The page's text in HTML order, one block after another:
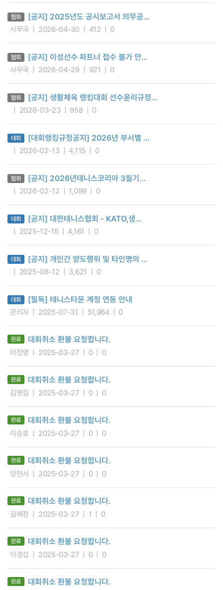
협회 [공지] 2025년도 공시보고서 의무공...
사무국 2026-04-30 412 0
협회 [공지] 이성선수 파트너 접수 불가 안...
사무국 2026-04-29 921 0
협회 [공지] 생활체육 랭킹대회 선수윤리규정...
2026-03-23 958 0
대회 [대회랭킹규정공지] 2026년 부서별 ...
2026-02-13 4,115 0
협회 [공지] 2026년테니스코리아 3월기...
2026-02-12 1,099 0
대회 [공지] 대한테니스협회 - KATO,생...
2025-12-15 4,161 0
대회 [공지] 개인간 양도행위 및 타인명의 ...
2025-08-12 3,621 0
대회 [필독] 테니스타운 계정 연동 안내
관리자 2025-07-31 51,964 0
완료 대회취소 환불 요청합니다.
이정영 2025-03-27 0 0
완료 대회취소 환불 요청합니다.
김영길 2025-03-27 0 0
완료 대회취소 환불 요청합니다.
이승호 2025-03-27 0 0
완료 대회취소 환불 요청합니다.
양현서 2025-03-27 0 0
완료 대회취소 환불 요청합니다.
길혜정 2025-03-27 1 0
완료 대회취소 환불 요청합니다.
이경섭 2025-03-27 0 0
완료 대회취소 환불 요청합니다.